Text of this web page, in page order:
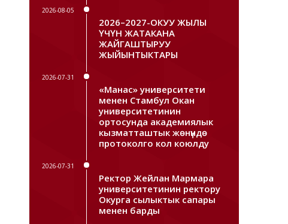
2026-08-05
2026–2027-ОКУУ ЖЫЛЫ
ҮЧҮН ЖАТАКАНА
ЖАЙГАШТЫРУУ
ЖЫЙЫНТЫКТАРЫ
2026-07-31
«Манас» университети
менен Стамбул Окан
университетинин
ортосунда академиялык
кызматташтык жөнүндө
протоколго кол коюлду
2026-07-31
Ректор Жейлан Мармара
университетинин ректору
Окурга сылыктык сапары
менен барды